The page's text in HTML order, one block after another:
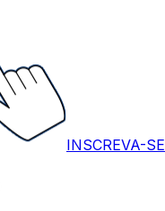
INSCREVA-SE